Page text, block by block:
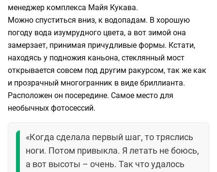
менеджер комплекса Майя Кукава.
Можно спуститься вниз, к водопадам. В хорошую
погоду вода изумрудного цвета, а вот зимой она
замерзает, принимая причудливые формы. Кстати,
находясь у подножия каньона, стеклянный мост
открывается совсем под другим ракурсом, так же как
и прозрачный многогранник в виде бриллианта.
Расположен он посередине. Самое место для
необычных фотосессий.
«Когда сделала первый шаг, то тряслись
ноги. Потом привыкла. Я летать не боюсь,
а вот высоты – очень. Так что удалось